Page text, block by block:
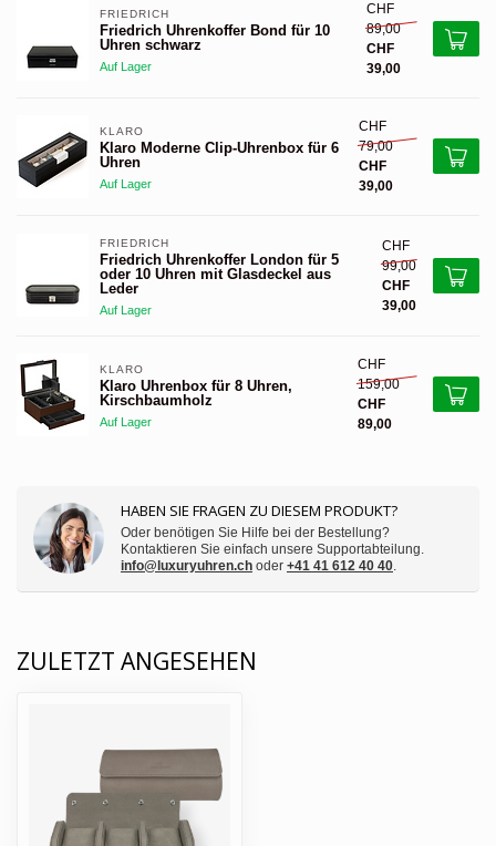
FRIEDRICH
Friedrich Uhrenkoffer Bond für 10
Uhren schwarz
Auf Lager
CHF
89,00
CHF
39,00
KLARO
Klaro Moderne Clip-Uhrenbox für 6
Uhren
Auf Lager
CHF
79,00
CHF
39,00
FRIEDRICH
Friedrich Uhrenkoffer London für 5
oder 10 Uhren mit Glasdeckel aus
Leder
Auf Lager
CHF
99,00
CHF
39,00
KLARO
Klaro Uhrenbox für 8 Uhren,
Kirschbaumholz
Auf Lager
CHF
159,00
CHF
89,00
HABEN SIE FRAGEN ZU DIESEM PRODUKT?
Oder benötigen Sie Hilfe bei der Bestellung?
Kontaktieren Sie einfach unsere Supportabteilung.
info@luxuryuhren.ch oder +41 41 612 40 40
ZULETZT ANGESEHEN